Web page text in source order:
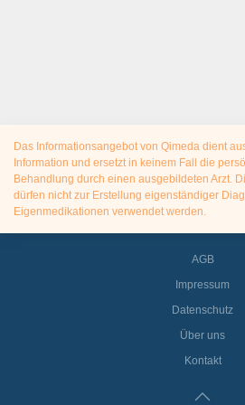
Das Informationsangebot von Qimeda dient
Information und ersetzt in keinem Fall die
Behandlung durch einen ausgebildeten Arzt.
dürfen nicht zur Erstellung eigenständiger
Eigenmedikationen verwendet werden.
AGB
Impressum
Datenschutz
Über uns
Kontakt